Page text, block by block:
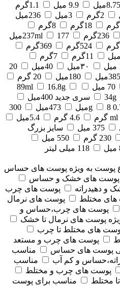
8.75میل 9.9 میل
1.1گرم
2گرم 3میل
236میل
18گرم
8گرم
236گرم 237ml
177میل
524گرم
369گرم
11گرم
7گرم
۳۰میل 40میل
20
385میل 180میل
20 گرم
70 میل 89ml
16.8g
34g
سری جدید 400میل
8میل 473میل
300
ml
4.6 گرم
5.4میل
375 میل
سایز بزرگ
230 گرم
550 میل
118 میلی لیتر
پوست به ویژه پوست های حساس
پوست های خشک و حساس
و دهیدراته
پوست های چرب
مختلط
پوست های نرمال
پوست های چرب،حساس و
پوست های نرمال تا خشک
های مختلط تا چرب
پوست های چرب و مستعد
پوست های حساس
مناسب
و کم آب
مناسب
پوست های چرب و مختلط
مختلط
مناسب برای پوست